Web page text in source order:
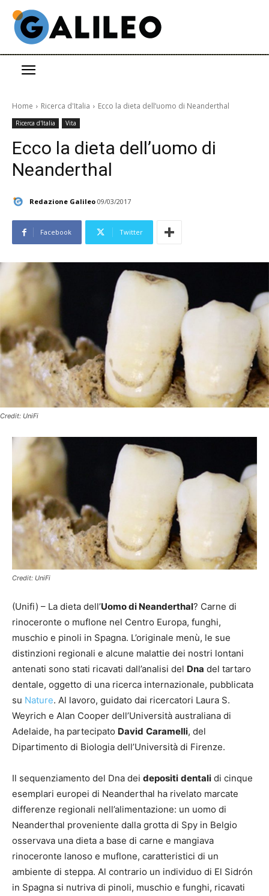
Home Ricerca d'Italia Ecco la dieta dell’uomo di Neanderthal
Ricerca d'Italia Vita
Ecco la dieta dell’uomo di
Neanderthal
Redazione Galileo 09/03/2017
Facebook Twitter
Credit: UniFi
Credit: UniFi
(Unifi) – La dieta dell’Uomo di Neanderthal? Carne di
rinoceronte o muflone nel Centro Europa, funghi,
muschio e pinoli in Spagna. L’originale menù, le sue
distinzioni regionali e alcune malattie dei nostri lontani
antenati sono stati ricavati dall’analisi del Dna del tartaro
dentale, oggetto di una ricerca internazionale, pubblicata
su Nature. Al lavoro, guidato dai ricercatori Laura S.
Weyrich e Alan Cooper dell’Università australiana di
Adelaide, ha partecipato David Caramelli, del
Dipartimento di Biologia dell’Università di Firenze.
Il sequenziamento del Dna dei depositi dentali di cinque
esemplari europei di Neanderthal ha rivelato marcate
differenze regionali nell’alimentazione: un uomo di
Neanderthal proveniente dalla grotta di Spy in Belgio
osservava una dieta a base di carne e mangiava
rinoceronte lanoso e muflone, caratteristici di un
ambiente di steppa. Al contrario un individuo di El Sidrón
in Spagna si nutriva di pinoli, muschio e funghi, ricavati